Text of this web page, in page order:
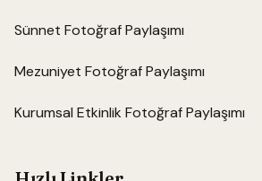
Sünnet Fotoğraf Paylaşımı
Mezuniyet Fotoğraf Paylaşımı
Kurumsal Etkinlik Fotoğraf Paylaşımı